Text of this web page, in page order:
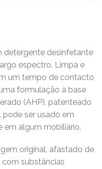
detergente desinfetante
espectro. Limpa e
um tempo de contacto
formulação à base
(AHP), patenteado
pode ser usado em
em algum mobiliário.
original, afastado de
substâncias